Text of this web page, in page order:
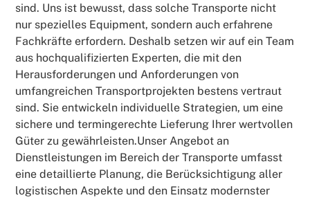
sind. Uns ist bewusst, dass solche Transporte nicht
nur spezielles Equipment, sondern auch erfahrene
Fachkräfte erfordern. Deshalb setzen wir auf ein Team
aus hochqualifizierten Experten, die mit den
Herausforderungen und Anforderungen von
umfangreichen Transportprojekten bestens vertraut
sind. Sie entwickeln individuelle Strategien, um eine
sichere und termingerechte Lieferung Ihrer wertvollen
Güter zu gewährleisten.Unser Angebot an
Dienstleistungen im Bereich der Transporte umfasst
eine detaillierte Planung, die Berücksichtigung aller
logistischen Aspekte und den Einsatz modernster